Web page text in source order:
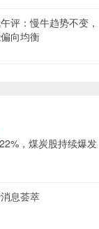
评：慢牛趋势不变，
向均衡
，煤炭股持续爆发
息荟萃